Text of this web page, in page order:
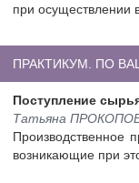
при осуществлении
ПРАКТИКУМ. ПО
Поступление
Татьяна
Производственное
возникающие при